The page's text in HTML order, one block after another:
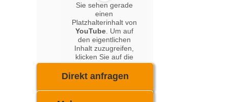
Sie sehen gerade
einen
Platzhalterinhalt von
YouTube. Um auf
den eigentlichen
Inhalt zuzugreifen,
klicken Sie auf die
Schaltfläche unten.
Bitte beachten Sie,
dass dabei Daten an
Drittanbieter
Direkt anfragen